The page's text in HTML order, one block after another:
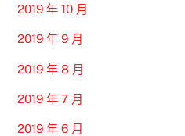
2019 年 10 月
2019 年 9 月
2019 年 8 月
2019 年 7 月
2019 年 6 月